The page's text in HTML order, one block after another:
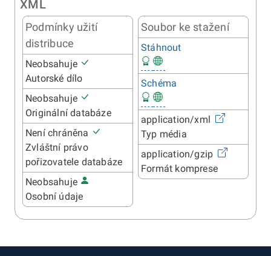
XML
Podmínky užití
distribuce
Neobsahuje
Autorské dílo
Neobsahuje
Originální databáze
Není chráněna
Zvláštní právo
pořizovatele databáze
Neobsahuje
Osobní údaje
Soubor ke stažení
Stáhnout
Schéma
application/xml
Typ média
application/gzip
Formát komprese